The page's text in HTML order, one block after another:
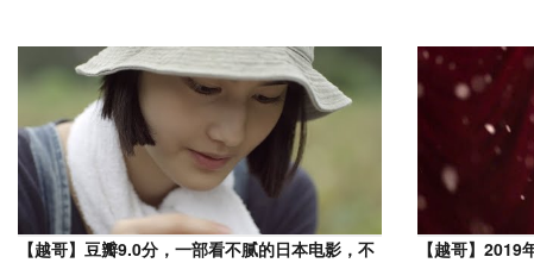
【越哥】豆瓣9.0分，一部看不腻的日本电影，不
【越哥】